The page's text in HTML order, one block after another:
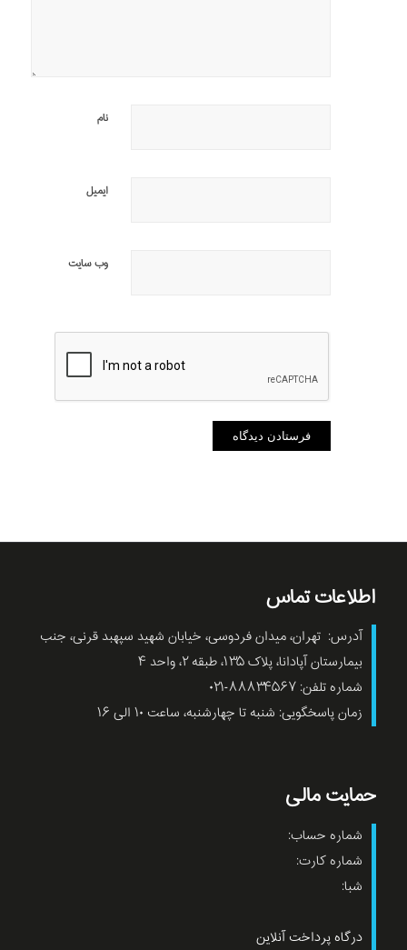
نام
ایمیل
وب‌ سایت
اطلاعات تماس
آدرس: تهران، میدان فردوسی، خیابان شهید سپهبد قرنی، جنب
بیمارستان آپادانا، پلاک ۱۳۵، طبقه ۲، واحد ۴
شماره تلفن: ۸۸۸۳۴۵۶۷-۰۲۱
زمان پاسخگویی: شنبه تا چهارشنبه، ساعت ۱۰ الی ۱۶
حمایت مالی
شماره حساب:
شماره کارت:
شبا:
درگاه پرداخت آنلاین